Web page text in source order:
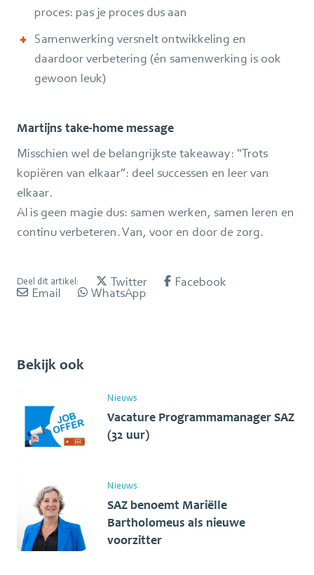
proces: pas je proces dus aan
Samenwerking versnelt ontwikkeling en
daardoor verbetering (én samenwerking is ook
gewoon leuk)
Martijns take-home message
Misschien wel de belangrijkste takeaway: “Trots
kopiëren van elkaar”: deel successen en leer van
elkaar.
AI is geen magie dus: samen werken, samen leren en
continu verbeteren. Van, voor en door de zorg.
Deel dit artikel: Twitter Facebook
Email WhatsApp
Bekijk ook
Nieuws
Vacature Programmamanager SAZ
(32 uur)
Nieuws
SAZ benoemt Mariëlle
Bartholomeus als nieuwe
voorzitter